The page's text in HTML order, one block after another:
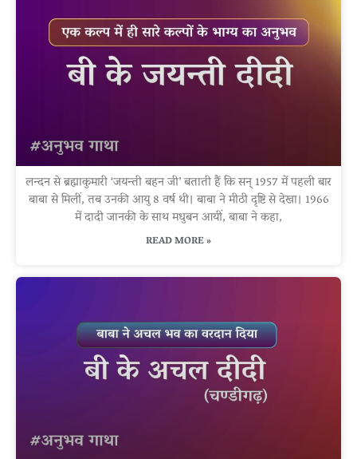
लन्दन से ब्रह्माकुमारी ‘जयन्ती बहन जी’ बताती हैं कि सन् 1957 में पहली बार
बाबा से मिलीं, तब उनकी आयु 8 वर्ष थी। बाबा ने मीठी दृष्टि से देखा। 1966
में दादी जानकी के साथ मधुबन आयीं, बाबा ने कहा,
READ MORE »